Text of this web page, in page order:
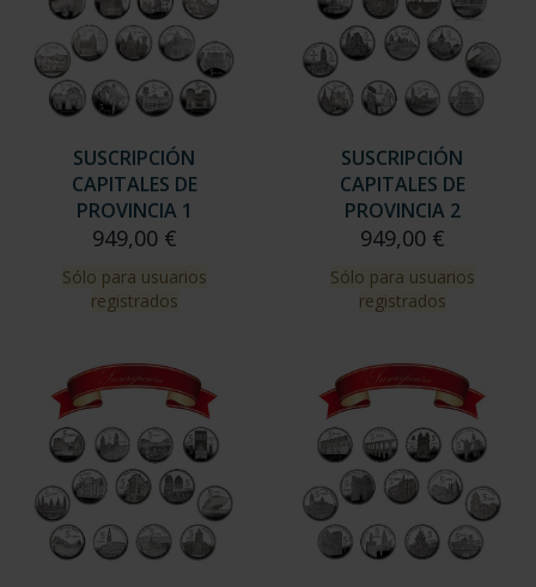
SUSCRIPCIÓN
CAPITALES DE
PROVINCIA 1
949,00 €
Sólo para usuarios
registrados
SUSCRIPCIÓN
CAPITALES DE
PROVINCIA 2
949,00 €
Sólo para usuarios
registrados